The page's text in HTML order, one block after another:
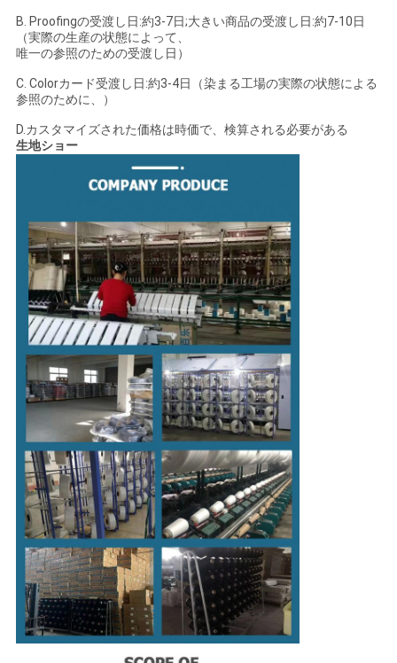
B. Proofingの受渡し日:約3-7日;大きい商品の受渡し日:約7-10日
（実際の生産の状態によって、
唯一の参照のための受渡し日）
C. Colorカード受渡し日:約3-4日（染まる工場の実際の状態による
参照のために、）
D.カスタマイズされた価格は時価で、検算される必要がある
生地ショー